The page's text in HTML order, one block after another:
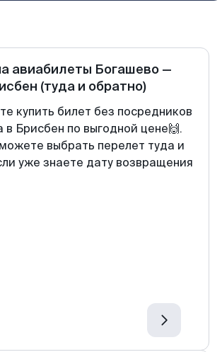
авиабилеты Богашево —
(туда и обратно)
купить билет без посредников
в Брисбен по выгодной цене🙌.
выбрать перелет туда и
уже знаете дату возвращения